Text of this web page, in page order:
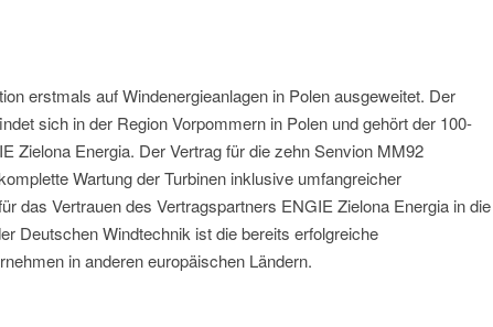
erstmals auf Windenergieanlagen in Polen ausgeweitet. Der
sich in der Region Vorpommern in Polen und gehört der 100-
Zielona Energia. Der Vertrag für die zehn Senvion MM92
Wartung der Turbinen inklusive umfangreicher
das Vertrauen des Vertragspartners ENGIE Zielona Energia in die
Deutschen Windtechnik ist die bereits erfolgreiche
in anderen europäischen Ländern.